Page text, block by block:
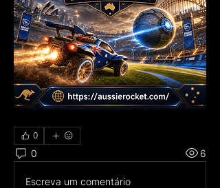
0
0 6
Escreva um comentário